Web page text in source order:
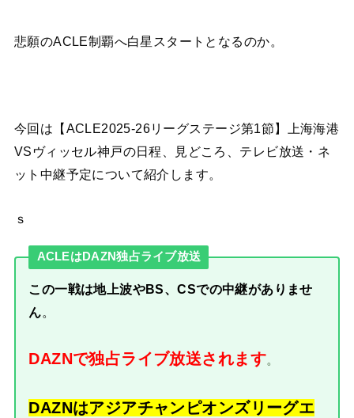
悲願のACLE制覇へ白星スタートとなるのか。
今回は【ACLE2025-26リーグステージ第1節】上海海港
VSヴィッセル神戸の日程、見どころ、テレビ放送・ネ
ット中継予定について紹介します。
ｓ
ACLEはDAZN独占ライブ放送
この一戦は地上波やBS、CSでの中継がありませ
ん
DAZNで独占ライブ放送されます。
DAZNはアジアチャンピオンズリーグエ